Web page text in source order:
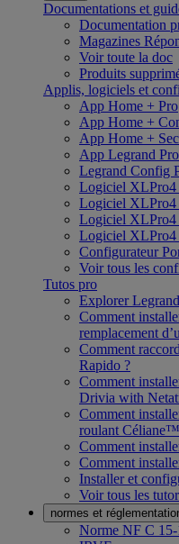
Documentations et
Documentation
Magazines
Voir toute la doc
Produits
Applis, logiciels et
App Home + Pro
App Home +
App Home +
App Legrand Pro
Legrand Config
Logiciel XLPro4
Logiciel XLPro4
Logiciel XLPro4
Logiciel XLPro4
Configurateur
Voir tous les
Tutos pro
Explorer
Comment
remplacement
Comment
Rapido ?
Comment
Drivia with
Comment
roulant
Comment
Comment
Installer et
Voir tous les
normes et
Norme NF C